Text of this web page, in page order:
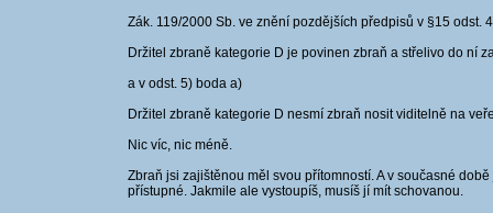
Zák. 119/2000 Sb. ve znění pozdějších předpisů v §15 odst.
Držitel zbraně kategorie D je povinen zbraň a střelivo do ní
a v odst. 5) boda a)
Držitel zbraně kategorie D nesmí zbraň nosit viditelně na
Nic víc, nic méně.
Zbraň jsi zajištěnou měl svou přítomností. A v současné
přístupné. Jakmile ale vystoupíš, musíš jí mít schovanou.